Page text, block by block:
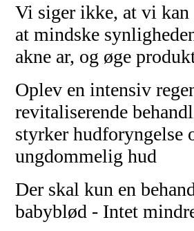
Vi siger ikke, at vi
at mindske
akne ar, og øge
Oplev en intensiv
revitaliserende
styrker hudforyngelse
ungdommelig hud
Der skal kun en
babyblød - Intet